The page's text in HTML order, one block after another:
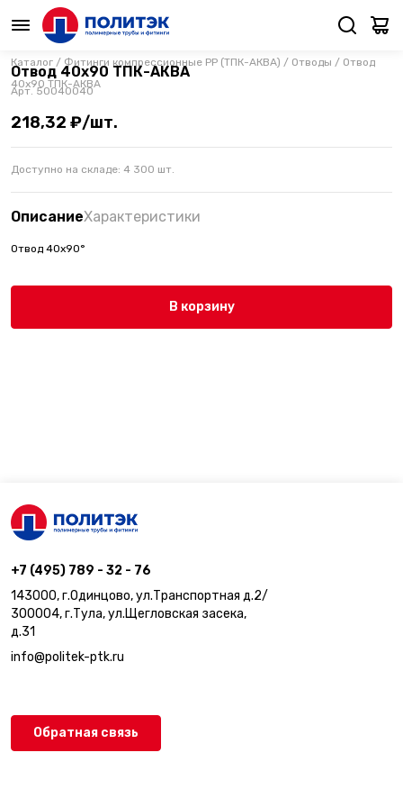
Каталог / Фитинги компрессионные PP (ТПК-АКВА) / Отводы / Отвод
40х90 ТПК-АКВА
Отвод 40х90 ТПК-АКВА
Арт. 50040040
218,32 ₽/шт.
Доступно на складе: 4 300 шт.
ОписаниеХарактеристики
Отвод 40х90°
В корзину
+7 (495) 789 - 32 - 76
143000, г.Одинцово, ул.Транспортная д.2/
300004, г.Тула, ул.Щегловская засека,
д.31
info@politek-ptk.ru
Обратная связь